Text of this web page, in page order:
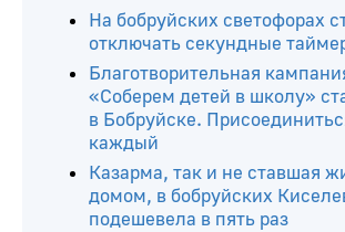
На бобруйских светофорах
отключать секундные
Благотворительная
«Соберем детей в школу»
в Бобруйске.
каждый
Казарма, так и не ставшая
домом, в бобруйских
подешевела в пять раз